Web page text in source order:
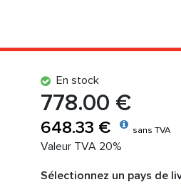
En stock
778.00 €
648.33 € sans TVA
Valeur TVA 20%
Sélectionnez un pays de